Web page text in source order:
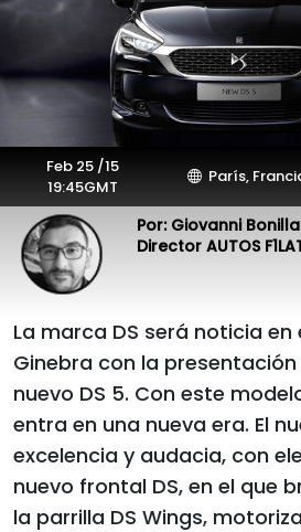
Feb 25 /15
19:45GMT
París,
Por: Giovanni Bonilla
Director AUTOS
La marca DS será noticia en
Ginebra con la
nuevo DS 5. Con este
entra en una nueva era. El
excelencia y audacia, con
nuevo frontal DS, en el que
la parrilla DS Wings,